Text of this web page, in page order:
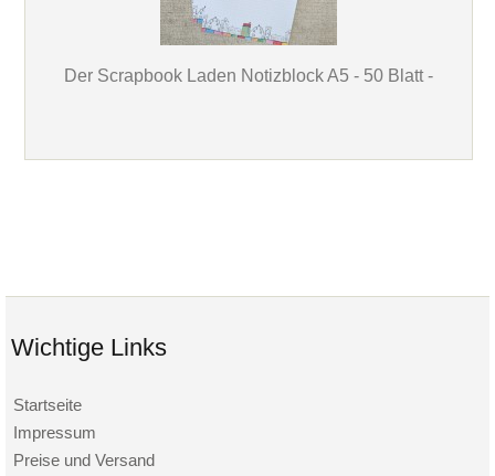
Der Scrapbook Laden Notizblock A5 - 50 Blatt -
Wichtige Links
Startseite
Impressum
Preise und Versand